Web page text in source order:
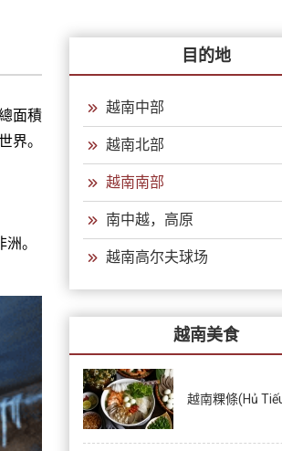
面積
界。
。
目的地
越南中部
越南北部
越南南部
南中越，高原
越南高尔夫球场
越南美食
越南粿條(Hủ